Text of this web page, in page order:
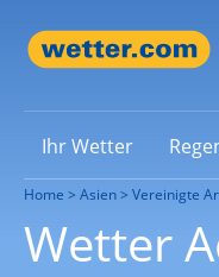
Ihr Wetter
Home Asien Vereinigte
Wetter